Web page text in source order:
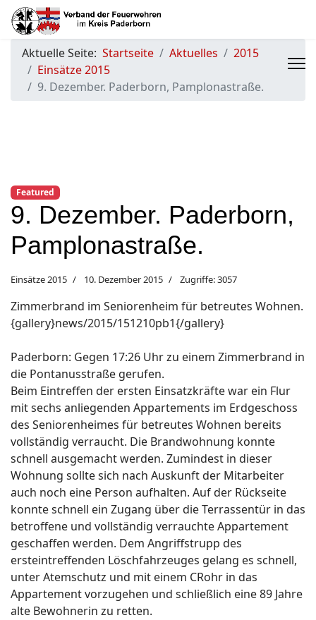
Aktuelle Seite: Startseite Aktuelles
2015
Einsätze 2015
9. Dezember. Paderborn, Pamplonastraße.
Featured
9. Dezember. Paderborn,
Pamplonastraße.
Einsätze 2015 10. Dezember 2015 Zugriffe: 3057
Zimmerbrand im Seniorenheim für betreutes Wohnen.
{gallery}news/2015/151210pb1{/gallery}
Paderborn: Gegen 17:26 Uhr zu einem Zimmerbrand in
die Pontanusstraße gerufen.
Beim Eintreffen der ersten Einsatzkräfte war ein Flur
mit sechs anliegenden Appartements im Erdgeschoss
des Seniorenheimes für betreutes Wohnen bereits
vollständig verraucht. Die Brandwohnung konnte
schnell ausgemacht werden. Zumindest in dieser
Wohnung sollte sich nach Auskunft der Mitarbeiter
auch noch eine Person aufhalten. Auf der Rückseite
konnte schnell ein Zugang über die Terrassentür in das
betroffene und vollständig verrauchte Appartement
geschaffen werden. Dem Angriffstrupp des
ersteintreffenden Löschfahrzeuges gelang es schnell,
unter Atemschutz und mit einem CRohr in das
Appartement vorzugehen und schließlich eine 89 Jahre
alte Bewohnerin zu retten.